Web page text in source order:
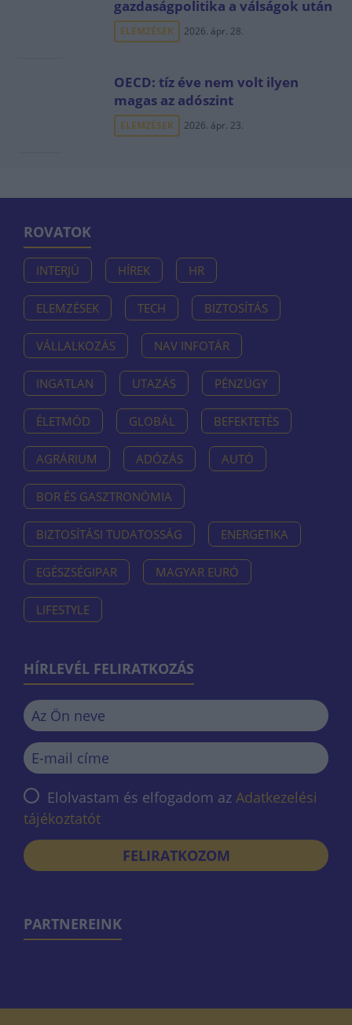
gazdaságpolitika a válságok után
ELEMZÉSEK 2026. ápr. 28.
OECD: tíz éve nem volt ilyen
magas az adószint
ELEMZÉSEK 2026. ápr. 23.
ROVATOK
INTERJÚ HÍREK HR
ELEMZÉSEK TECH BIZTOSÍTÁS
VÁLLALKOZÁS NAV INFOTÁR
INGATLAN UTAZÁS PÉNZÜGY
ÉLETMÓD GLOBÁL BEFEKTETÉS
AGRÁRIUM ADÓZÁS AUTÓ
BOR ÉS GASZTRONÓMIA
BIZTOSÍTÁSI TUDATOSSÁG ENERGETIKA
EGÉSZSÉGIPAR MAGYAR EURÓ
LIFESTYLE
HÍRLEVÉL FELIRATKOZÁS
Elolvastam és elfogadom az Adatkezelési
tájékoztatót
FELIRATKOZOM
PARTNEREINK